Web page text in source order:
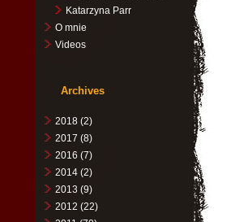
Katarzyna Parr
O mnie
Videos
Archives
2018 (2)
2017 (8)
2016 (7)
2014 (2)
2013 (9)
2012 (22)